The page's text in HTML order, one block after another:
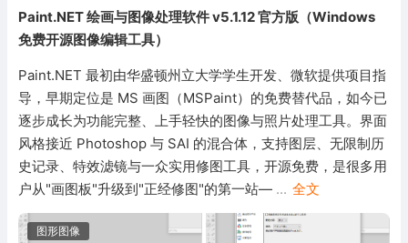
Paint.NET 绘画与图像处理软件 v5.1.12 官方版（Windows
免费开源图像编辑工具）
Paint.NET 最初由华盛顿州立大学学生开发、微软提供项目指
导，早期定位是 MS 画图（MSPaint）的免费替代品，如今已
逐步成长为功能完整、上手轻快的图像与照片处理工具。界面
风格接近 Photoshop 与 SAI 的混合体，支持图层、无限制历
史记录、特效滤镜与一众实用修图工具，开源免费，是很多用
户从"画图板"升级到"正经修图"的第一站— ... 全文
图形图像